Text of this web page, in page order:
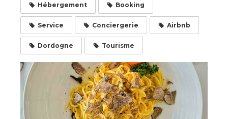
Hébergement Booking
Service Conciergerie Airbnb
Dordogne Tourisme